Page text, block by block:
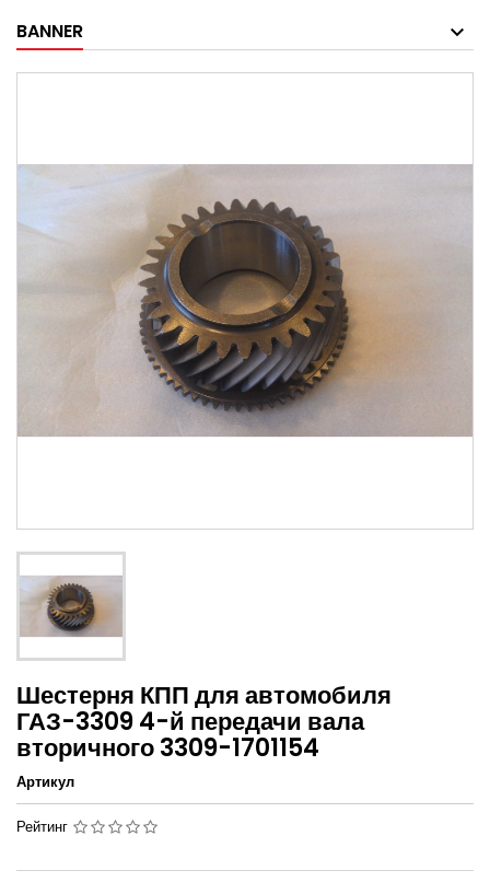
BANNER
Шестерня КПП для автомобиля
ГАЗ-3309 4-й передачи вала
вторичного 3309-1701154
Артикул
Рейтинг